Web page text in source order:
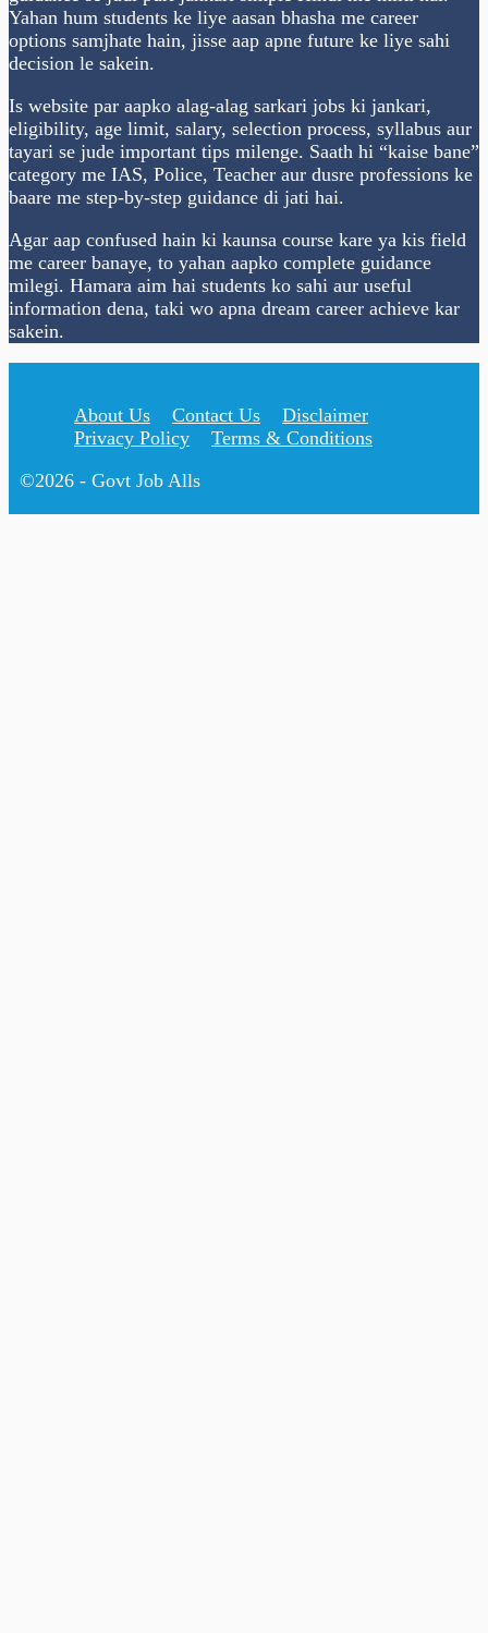
Yahan hum students ke liye aasan bhasha me career
options samjhate hain, jisse aap apne future ke liye sahi
decision le sakein.
Is website par aapko alag-alag sarkari jobs ki jankari,
eligibility, age limit, salary, selection process, syllabus aur
tayari se jude important tips milenge. Saath hi “kaise bane”
category me IAS, Police, Teacher aur dusre professions ke
baare me step-by-step guidance di jati hai.
Agar aap confused hain ki kaunsa course kare ya kis field
me career banaye, to yahan aapko complete guidance
milegi. Hamara aim hai students ko sahi aur useful
information dena, taki wo apna dream career achieve kar
sakein.
About Us Contact Us
Disclaimer
Privacy Policy
Terms & Conditions
©2026 - Govt Job Alls